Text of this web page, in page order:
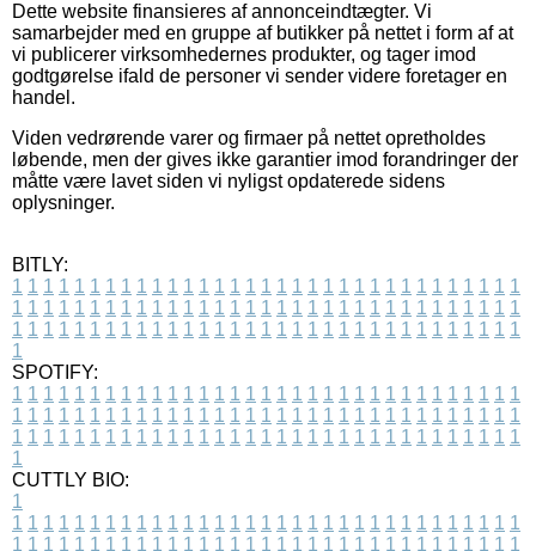
Dette website finansieres af annonceindtægter. Vi
samarbejder med en gruppe af butikker på nettet i form af at
vi publicerer virksomhedernes produkter, og tager imod
godtgørelse ifald de personer vi sender videre foretager en
handel.
Viden vedrørende varer og firmaer på nettet opretholdes
løbende, men der gives ikke garantier imod forandringer der
måtte være lavet siden vi nyligst opdaterede sidens
oplysninger.
BITLY:
1 1 1 1 1 1 1 1 1 1 1 1 1 1 1 1 1 1 1 1 1 1 1 1 1 1 1 1 1 1 1 1 1
1 1 1 1 1 1 1 1 1 1 1 1 1 1 1 1 1 1 1 1 1 1 1 1 1 1 1 1 1 1 1 1 1
1 1 1 1 1 1 1 1 1 1 1 1 1 1 1 1 1 1 1 1 1 1 1 1 1 1 1 1 1 1 1 1 1
1
SPOTIFY:
1 1 1 1 1 1 1 1 1 1 1 1 1 1 1 1 1 1 1 1 1 1 1 1 1 1 1 1 1 1 1 1 1
1 1 1 1 1 1 1 1 1 1 1 1 1 1 1 1 1 1 1 1 1 1 1 1 1 1 1 1 1 1 1 1 1
1 1 1 1 1 1 1 1 1 1 1 1 1 1 1 1 1 1 1 1 1 1 1 1 1 1 1 1 1 1 1 1 1
1
CUTTLY BIO:
1
1 1 1 1 1 1 1 1 1 1 1 1 1 1 1 1 1 1 1 1 1 1 1 1 1 1 1 1 1 1 1 1 1
1 1 1 1 1 1 1 1 1 1 1 1 1 1 1 1 1 1 1 1 1 1 1 1 1 1 1 1 1 1 1 1 1